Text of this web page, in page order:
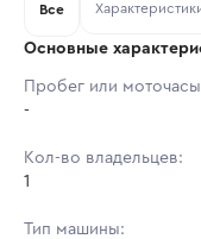
Тип аукциона:
Шаг торгов:
Кол-во ставок:
Все
Основные
Пробег или
-
Кол-во владельцев:
1
Тип машины: